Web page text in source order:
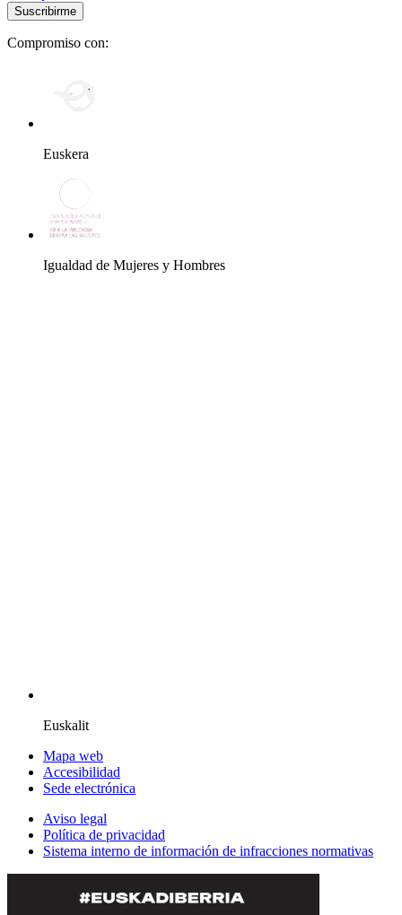
Compromiso con:
Euskera
Igualdad de Mujeres y Hombres
Euskalit
Mapa web
Accesibilidad
Sede electrónica
Aviso legal
Política de privacidad
Sistema interno de información de infracciones normativas